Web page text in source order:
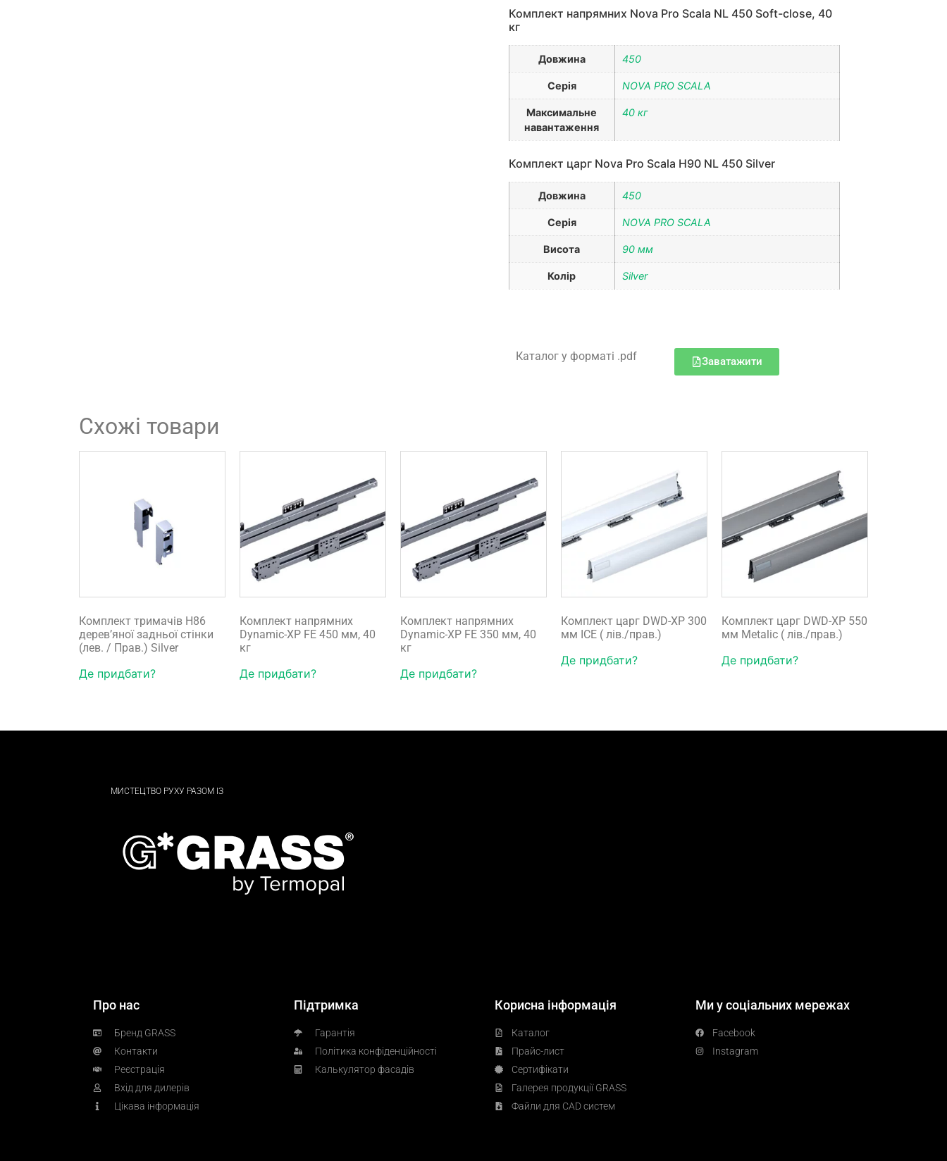
Комплект напрямних Nova Pro Scala NL 450 Soft-close, 40
кг
Довжина 450
Серія NOVA PRO SCALA
Максимальне
навантаження
40 кг
Комплект царг Nova Pro Scala H90 NL 450 Silver
Довжина 450
Серія NOVA PRO SCALA
Висота 90 мм
Колір Silver
Каталог у форматі .pdf Заватажити
Схожі товари
Комплект тримачів H86
дерев’яної задньої стінки
(лев. / Прав.) Silver
Де придбати?
Комплект напрямних
Dynamic-XP FE 450 мм, 40
кг
Де придбати?
Комплект напрямних
Dynamic-XP FE 350 мм, 40
кг
Де придбати?
Комплект царг DWD-XP 300
мм ICE ( лів./прав.)
Де придбати?
Комплект царг DWD-XP 550
мм Metalic ( лів./прав.)
Де придбати?
МИСТЕЦТВО РУХУ РАЗОМ ІЗ
Про нас
Бренд GRASS
Контакти
Реєстрація
Вхід для дилерів
Цікава інформація
Підтримка
Гарантія
Політика конфіденційності
Калькулятор фасадів
Корисна інформація
Каталог
Прайс-лист
Сертифікати
Галерея продукції GRASS
Файли для CAD систем
Ми у соціальних мережах
Facebook
Instagram